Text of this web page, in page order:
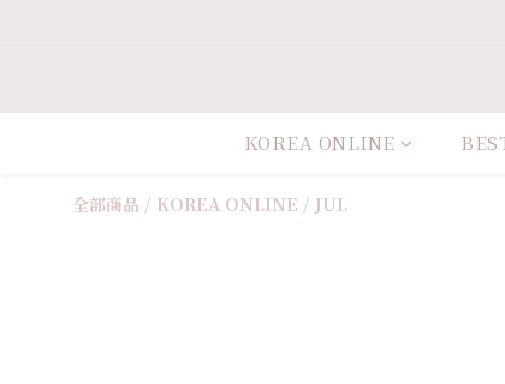
KOREA ONLINE
全部商品 / KOREA ONLINE / JUL